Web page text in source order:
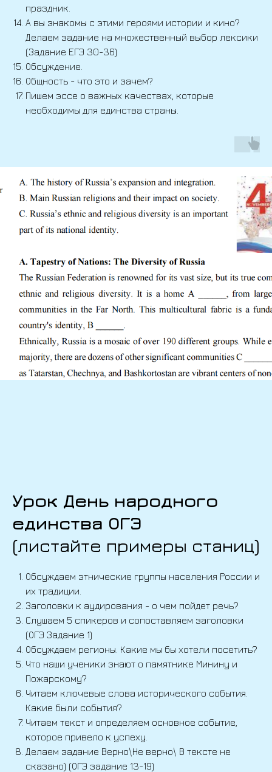
праздник.
А вы знакомы с этими героями истории и кино?
Делаем задание на множественный выбор лексики
(Задание ЕГЭ 30-36)
Обсуждение.
Общность - что это и зачем?
Пишем эссе о важных качествах, которые
необходимы для единства страны.
Урок День народного
единства ОГЭ
(листайте примеры станиц)
Обсуждаем этнические группы населения России и
их традиции.
Заголовки к аудирования - о чем пойдет речь?
Слушаем 5 спикеров и сопоставляем заголовки
(ОГЭ Задание 1)
Обсуждаем регионы. Какие мы бы хотели посетить?
Что наши ученики знают о памятнике Минину и
Пожарскому?
Читаем ключевые слова исторического события.
Какие были события?
Читаем текст и определяем основное событие,
которое привело к успеху.
Делаем задание Верно\Не верно\ В тексте не
сказано) (ОГЭ задание 13-19)